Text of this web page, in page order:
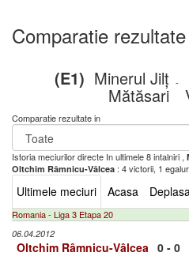
Comparatie rezultate
(E1) Minerul Jilț
Mătăsari
-
Comparatie rezultate in
Istoria meciurilor directe In ultimele 8 intalniri ,
Oltchim Râmnicu-Vâlcea : 4 victorii, 1
Ultimele meciuri Acasa
Romania - Liga 3 Etapa 20
06.04.2012
Oltchim Râmnicu-Vâlcea 0 - 0